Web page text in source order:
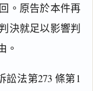
。原告於本件再
決就足以影響判
。
法第273 條第1
閱讀